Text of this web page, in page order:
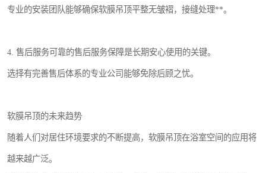
专业的安装团队能够确保软膜吊顶平整无皱褶，接缝处理**。
4. 售后服务可靠的售后服务保障是长期安心使用的关键。
选择有完善售后体系的专业公司能够免除后顾之忧。
软膜吊顶的未来趋势
随着人们对居住环境要求的不断提高，软膜吊顶在浴室空间的应用将
越来越广泛。